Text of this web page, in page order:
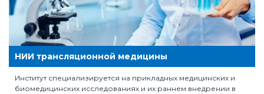
НИИ трансляционной медицины
Институт специализируется на прикладных медицинских и
биомедицинских исследованиях и их раннем внедрении в